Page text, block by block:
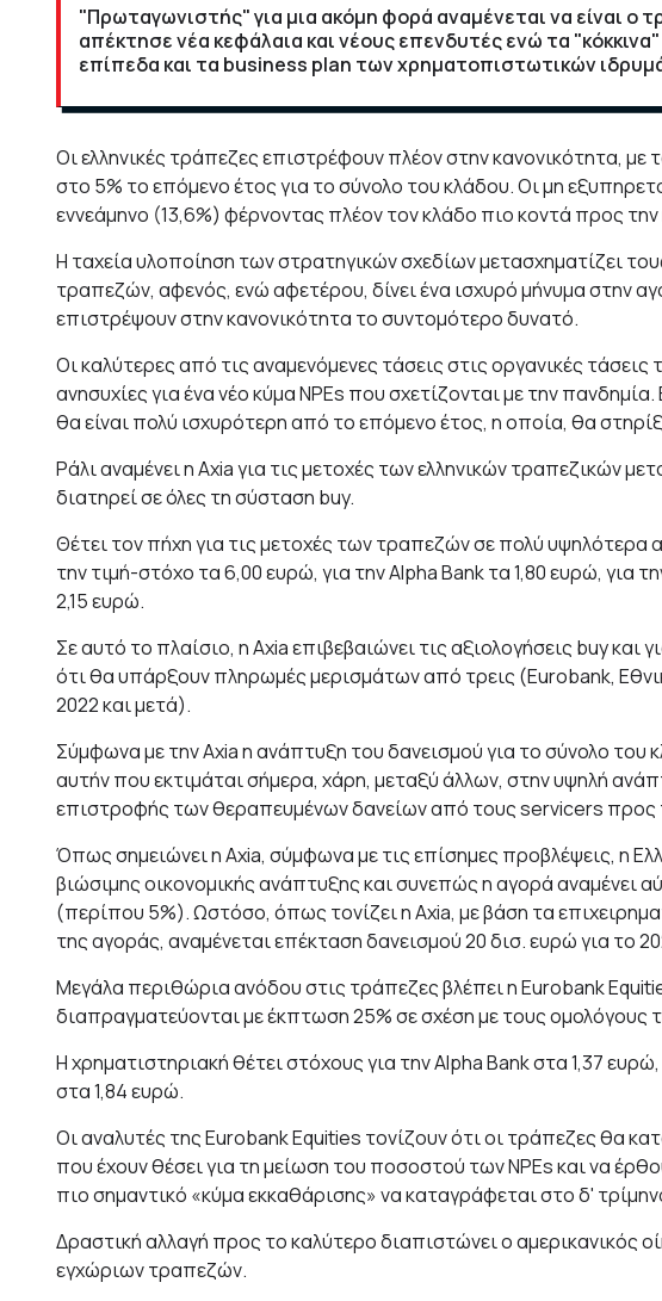
"Πρωταγωνιστής" για μια ακόμη φορά αναμένεται να είναι ο
απέκτησε νέα κεφάλαια και νέους επενδυτές ενώ τα
επίπεδα και τα business plan των χρηματοπιστωτικών
Οι ελληνικές τράπεζες επιστρέφουν πλέον στην κανονικότητα, με
στο 5% το επόμενο έτος για το σύνολο του κλάδου. Οι μη
εννεάμηνο (13,6%) φέρνοντας πλέον τον κλάδο πιο κοντά προς
Η ταχεία υλοποίηση των στρατηγικών σχεδίων μετασχηματίζει
τραπεζών, αφενός, ενώ αφετέρου, δίνει ένα ισχυρό μήνυμα στην
επιστρέψουν στην κανονικότητα το συντομότερο δυνατό.
Οι καλύτερες από τις αναμενόμενες τάσεις στις οργανικές
ανησυχίες για ένα νέο κύμα NPEs που σχετίζονται με την
θα είναι πολύ ισχυρότερη από το επόμενο έτος, η οποία, θα
Ράλι αναμένει η Axia για τις μετοχές των ελληνικών τραπεζικών
διατηρεί σε όλες τη σύσταση buy.
Θέτει τον πήχη για τις μετοχές των τραπεζών σε πολύ υψηλότερα
την τιμή-στόχο τα 6,00 ευρώ, για την Alpha Bank τα 1,80 ευρώ, για
2,15 ευρώ.
Σε αυτό το πλαίσιο, η Axia επιβεβαιώνει τις αξιολογήσεις buy και
ότι θα υπάρξουν πληρωμές μερισμάτων από τρεις (Eurobank,
2022 και μετά).
Σύμφωνα με την Axia η ανάπτυξη του δανεισμού για το σύνολο του
αυτήν που εκτιμάται σήμερα, χάρη, μεταξύ άλλων, στην υψηλή
επιστροφής των θεραπευμένων δανείων από τους servicers προς
Όπως σημειώνει η Axia, σύμφωνα με τις επίσημες προβλέψεις, η
βιώσιμης οικονομικής ανάπτυξης και συνεπώς η αγορά αναμένει
(περίπου 5%). Ωστόσο, όπως τονίζει η Axia, με βάση τα
της αγοράς, αναμένεται επέκταση δανεισμού 20 δισ. ευρώ για το
Μεγάλα περιθώρια ανόδου στις τράπεζες βλέπει η Eurobank
διαπραγματεύονται με έκπτωση 25% σε σχέση με τους ομολόγους
Η χρηματιστηριακή θέτει στόχους για την Αlpha Bank στα 1,37
στα 1,84 ευρώ.
Οι αναλυτές της Eurobank Equities τονίζουν ότι οι τράπεζες θα
που έχουν θέσει για τη μείωση του ποσοστού των NPEs και να
πιο σημαντικό «κύμα εκκαθάρισης» να καταγράφεται στο δ'
Δραστική αλλαγή προς το καλύτερο διαπιστώνει ο αμερικανικός
εγχώριων τραπεζών.